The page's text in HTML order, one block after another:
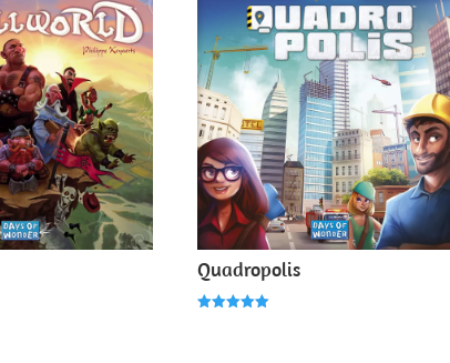
Quadropolis